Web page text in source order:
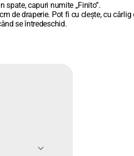
spate, capuri numite „Finito”.
de draperie. Pot fi cu clește, cu
se întredeschid.